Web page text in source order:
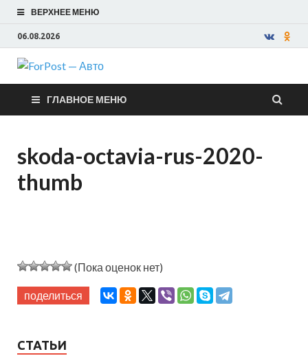
ВЕРХНЕЕ МЕНЮ
06.08.2026
ForPost —
Авто
ГЛАВНОЕ МЕНЮ
skoda-octavia-rus-2020-
thumb
(Пока оценок нет)
поделиться
СТАТЬИ